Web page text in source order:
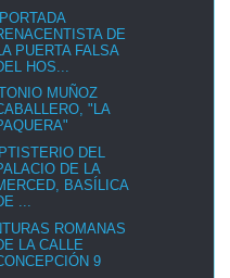
DE
PUERTA FALSA
HOS...
MUÑOZ
"LA
DEL
DE LA
BASÍLICA
...
ROMANAS
LA CALLE
9